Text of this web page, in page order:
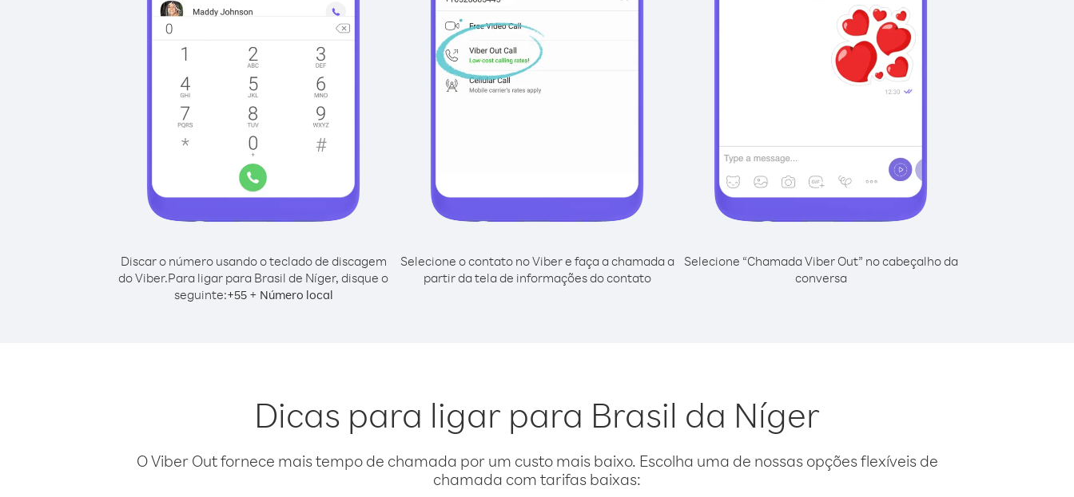
Discar o número usando o teclado de discagem
do Viber.Para ligar para Brasil de Níger, disque o
seguinte:+55+ Número local
Selecione o contato no Viber e faça a chamada a
partir da tela de informações do contato
Selecione “Chamada Viber Out” no cabeçalho da
conversa
Dicas para ligar para Brasil da Níger
O Viber Out fornece mais tempo de chamada por um custo mais baixo. Escolha uma de nossas opções flexíveis de
chamada com tarifas baixas: